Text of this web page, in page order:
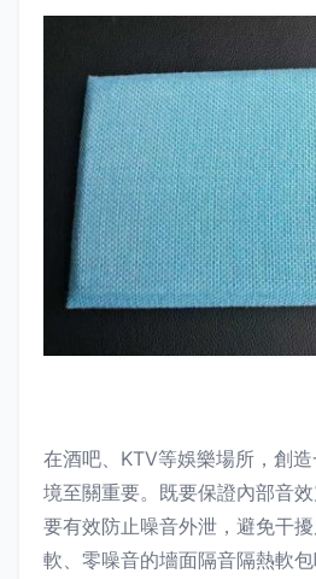
在酒吧、KTV等娛樂場所，創
境至關重要。既要保證內部音
要有效防止噪音外泄，避免干
軟、零噪音的墻面隔音隔熱軟